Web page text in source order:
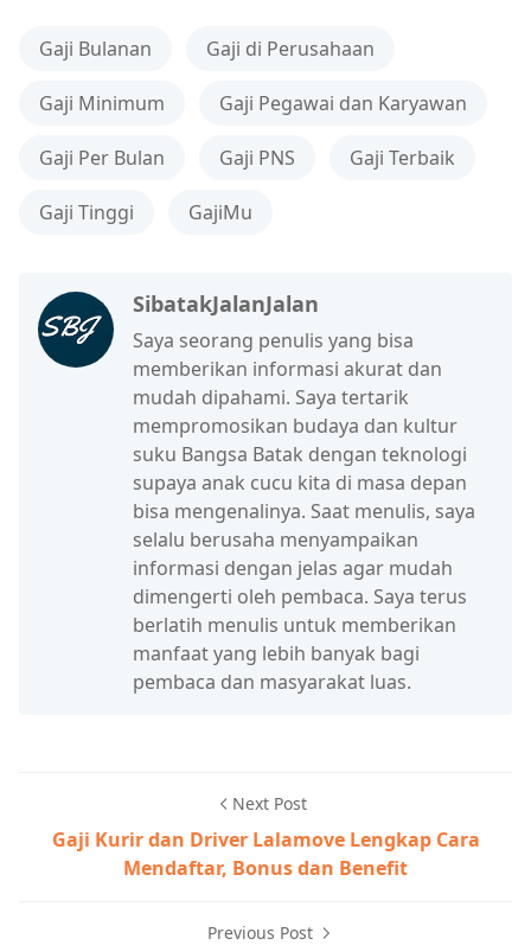
Gaji Bulanan Gaji di Perusahaan
Gaji Minimum Gaji Pegawai dan Karyawan
Gaji Per Bulan Gaji PNS Gaji Terbaik
Gaji Tinggi GajiMu
SibatakJalanJalan
Saya seorang penulis yang bisa
memberikan informasi akurat dan
mudah dipahami. Saya tertarik
mempromosikan budaya dan kultur
suku Bangsa Batak dengan teknologi
supaya anak cucu kita di masa depan
bisa mengenalinya. Saat menulis, saya
selalu berusaha menyampaikan
informasi dengan jelas agar mudah
dimengerti oleh pembaca. Saya terus
berlatih menulis untuk memberikan
manfaat yang lebih banyak bagi
pembaca dan masyarakat luas.
Next Post
Gaji Kurir dan Driver Lalamove Lengkap Cara
Mendaftar, Bonus dan Benefit
Previous Post